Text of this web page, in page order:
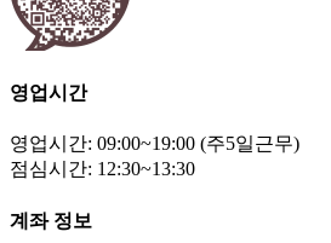
영업시간
영업시간: 09:00~19:00 (주5일근무)
점심시간: 12:30~13:30
계좌 정보